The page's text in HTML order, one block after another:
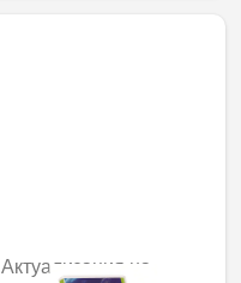
Актуализация на